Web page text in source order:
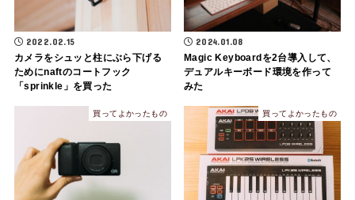
2022.02.15
カメラをシュッと柱にぶら下げる
ためにnaftのコートフック
「sprinkle」を買った
2024.01.08
Magic Keyboardを2台導入して、
デュアルキーボード環境を作って
みた
買ってよかったもの 買ってよかったもの